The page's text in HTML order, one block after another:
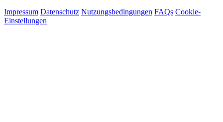
Impressum Datenschutz Nutzungsbedingungen FAQs Cookie-
Einstellungen